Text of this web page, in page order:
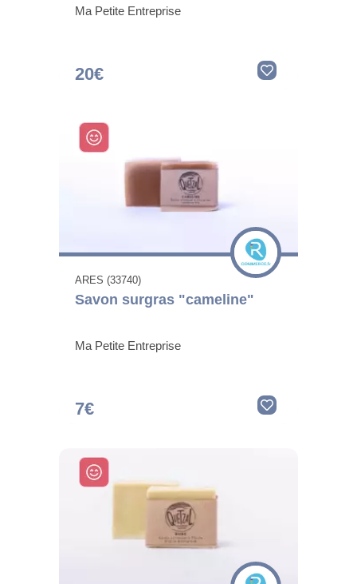
Ma Petite Entreprise
20€
ARES (33740)
Savon surgras "cameline"
Ma Petite Entreprise
7€